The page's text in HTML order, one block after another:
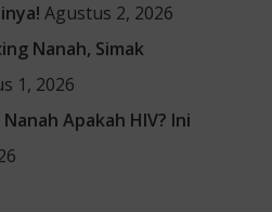
Agustus 2, 2026
Nanah, Simak
1, 2026
Apakah HIV? Ini